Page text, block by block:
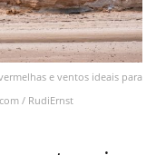
e ventos ideais para
/ RudiErnst